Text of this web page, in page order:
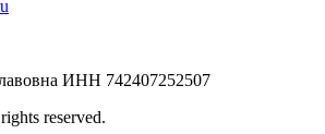
ИНН 742407252507
reserved.